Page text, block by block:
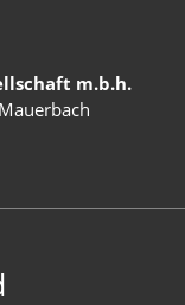
m.b.h.